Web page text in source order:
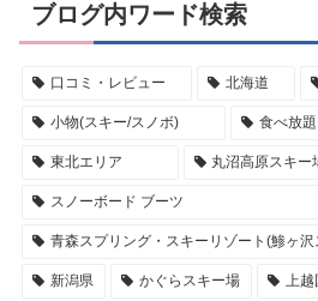
ブログ内ワード検索
口コミ・レビュー 北海道
小物(スキー/スノボ) 食べ放題
東北エリア 丸沼高原スキー
スノーボード ブーツ
青森スプリング・スキーリゾート(鯵ヶ沢
新潟県 かぐらスキー場 上越